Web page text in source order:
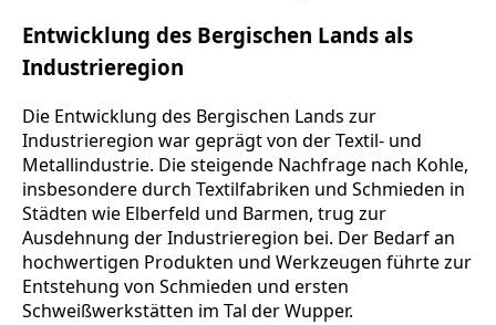
Entwicklung des Bergischen Lands als
Industrieregion
Die Entwicklung des Bergischen Lands zur
Industrieregion war geprägt von der Textil- und
Metallindustrie. Die steigende Nachfrage nach Kohle,
insbesondere durch Textilfabriken und Schmieden in
Städten wie Elberfeld und Barmen, trug zur
Ausdehnung der Industrieregion bei. Der Bedarf an
hochwertigen Produkten und Werkzeugen führte zur
Entstehung von Schmieden und ersten
Schweißwerkstätten im Tal der Wupper.